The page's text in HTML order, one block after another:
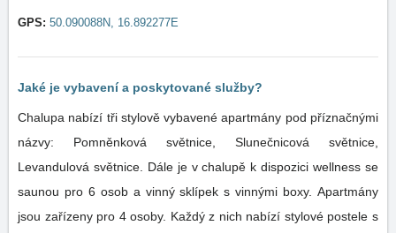
GPS: 50.090088N, 16.892277E
Jaké je vybavení a poskytované služby?
Chalupa nabízí tři stylově vybavené apartmány pod příznačnými
názvy: Pomněnková světnice, Slunečnicová světnice,
Levandulová světnice. Dále je v chalupě k dispozici wellness se
saunou pro 6 osob a vinný sklípek s vinnými boxy. Apartmány
jsou zařízeny pro 4 osoby. Každý z nich nabízí stylové postele s